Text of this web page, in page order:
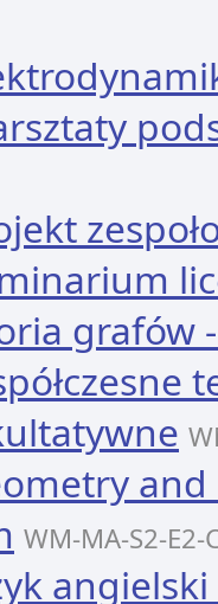
grafów
WM-MA-S2-E2-
angielski